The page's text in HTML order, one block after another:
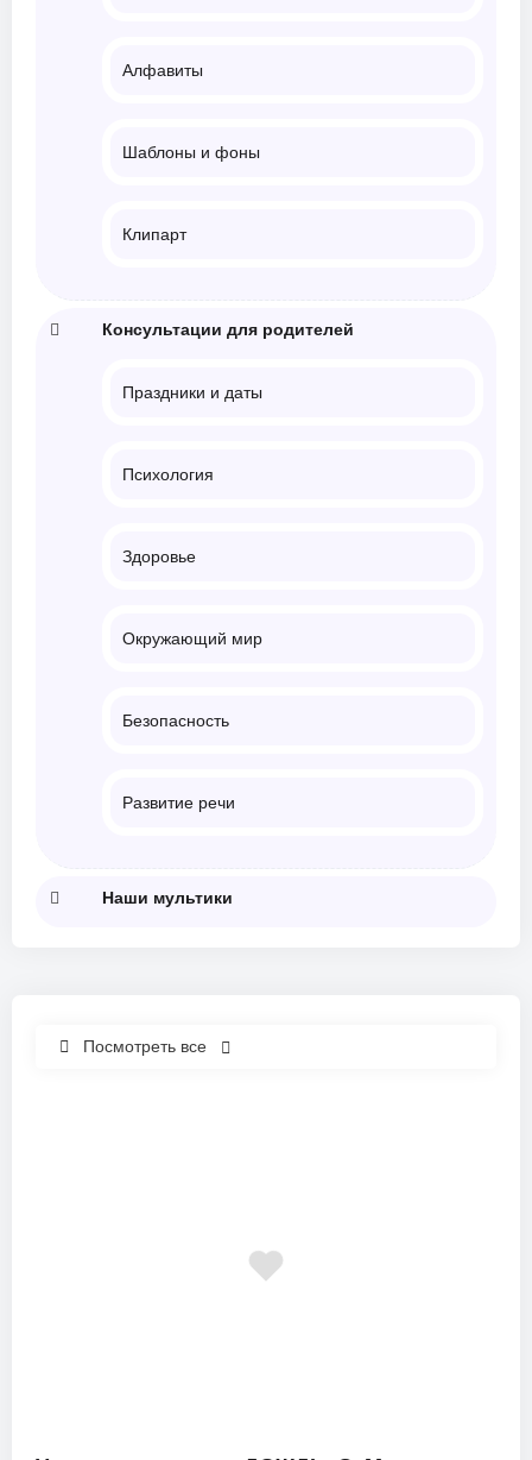
Алфавиты
Шаблоны и фоны
Клипарт
Консультации для родителей
Праздники и даты
Психология
Здоровье
Окружающий мир
Безопасность
Развитие речи
Наши мультики
Посмотреть все